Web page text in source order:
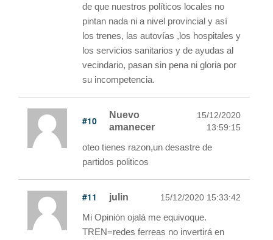
de que nuestros políticos locales no
pintan nada ni a nivel provincial y así
los trenes, las autovías ,los hospitales y
los servicios sanitarios y de ayudas al
vecindario, pasan sin pena ni gloria por
su incompetencia.
#10
Nuevo
amanecer
15/12/2020
13:59:15
oteo tienes razon,un desastre de
partidos politicos
#11 julin 15/12/2020 15:33:42
Mi Opinión ojalá me equivoque.
TREN=redes ferreas no invertirá en